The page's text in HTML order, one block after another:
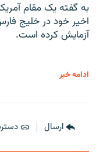
به گفته یک مقام
اخیر خود در خلیج
آزمایش کرده است.
ادامه خبر
ارسال